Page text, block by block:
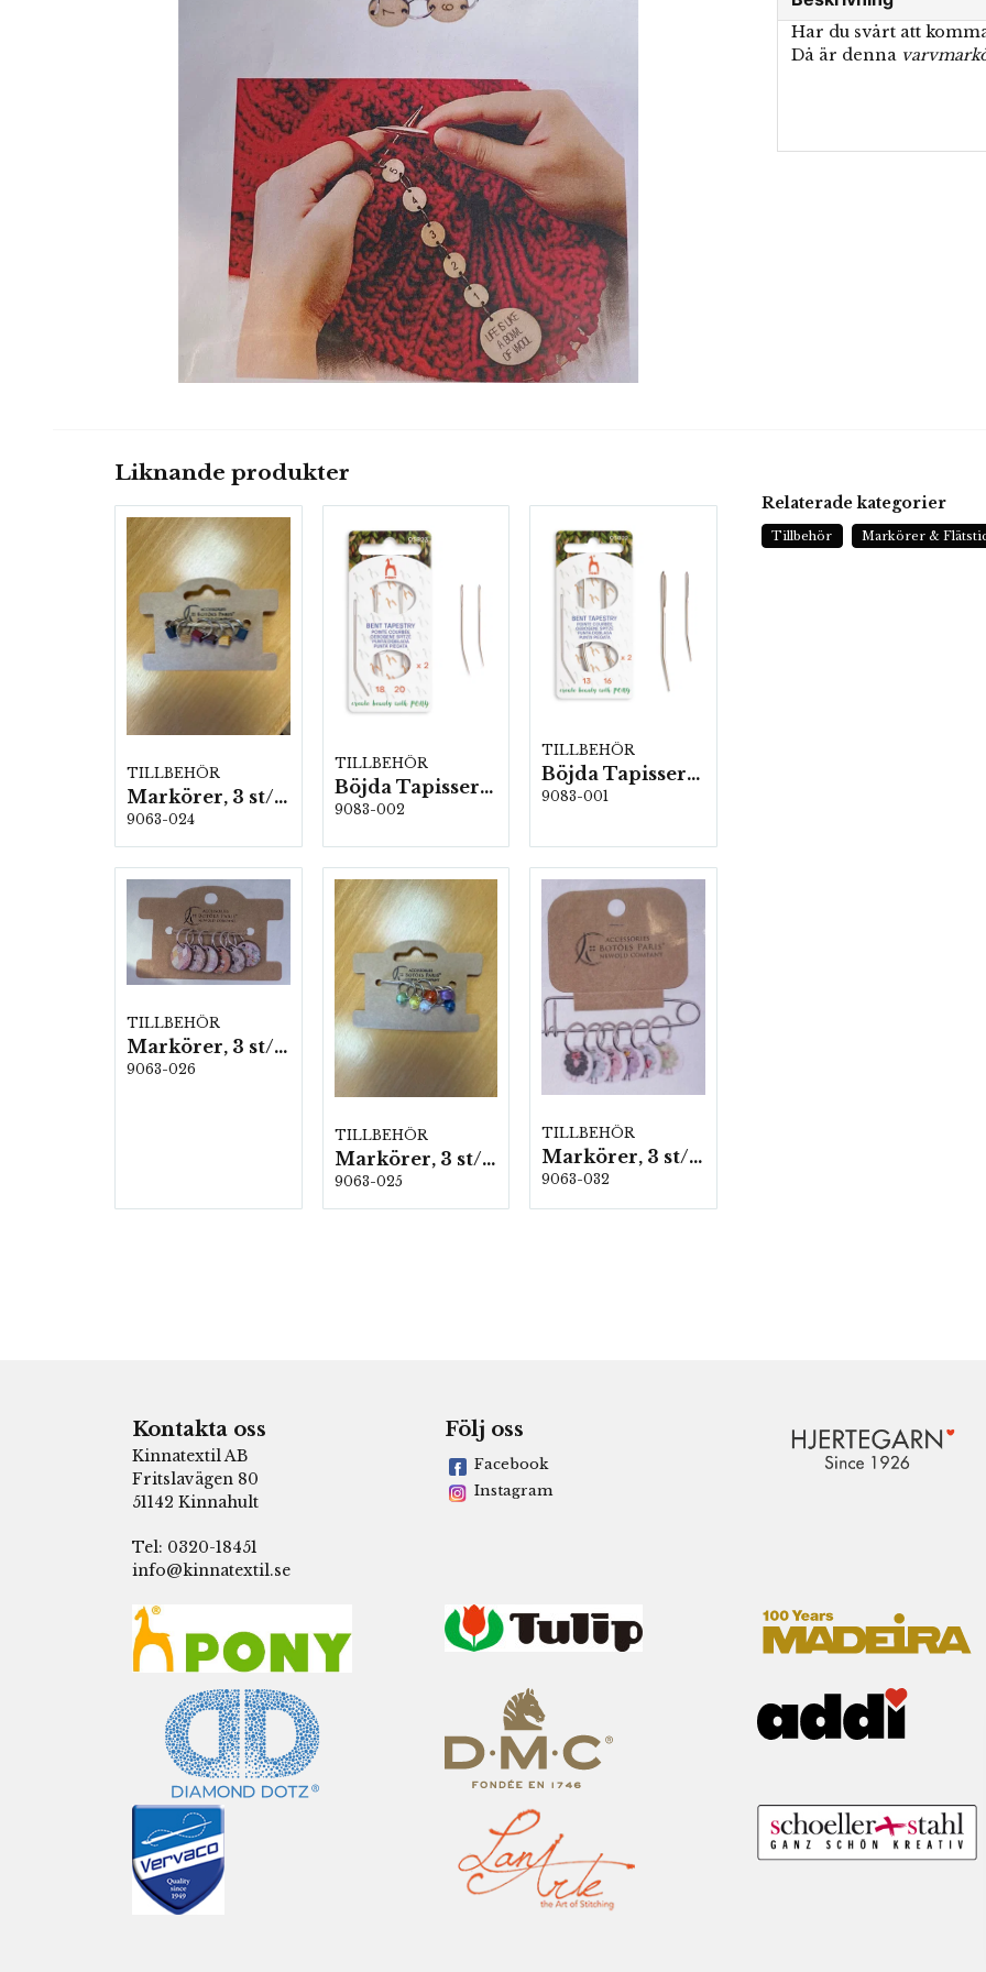
Har du svårt att
Då är denna
Liknande produkter
TILLBEHÖR
Markörer, 3 st/förp.
9063-024
TILLBEHÖR
Böjda Tapisserinålar, Stl: 18 & 20, 5 kartor/fp. (05823)
9083-002
TILLBEHÖR
Böjda Tapisserinålar, Stl: 13 & 16, 5 kartor/fp. (05822)
9083-001
TILLBEHÖR
Markörer, 3 st/förp.
9063-026
TILLBEHÖR
Markörer, 3 st/förp.
9063-025
TILLBEHÖR
Markörer, 3 st/förp.
9063-032
Relaterade kategorier
Tillbehör Markörer &
Kontakta oss
Kinnatextil AB
Fritslavägen 80
51142 Kinnahult
Tel: 0320-18451
info@kinnatextil.se
Följ oss
Facebook
Instagram